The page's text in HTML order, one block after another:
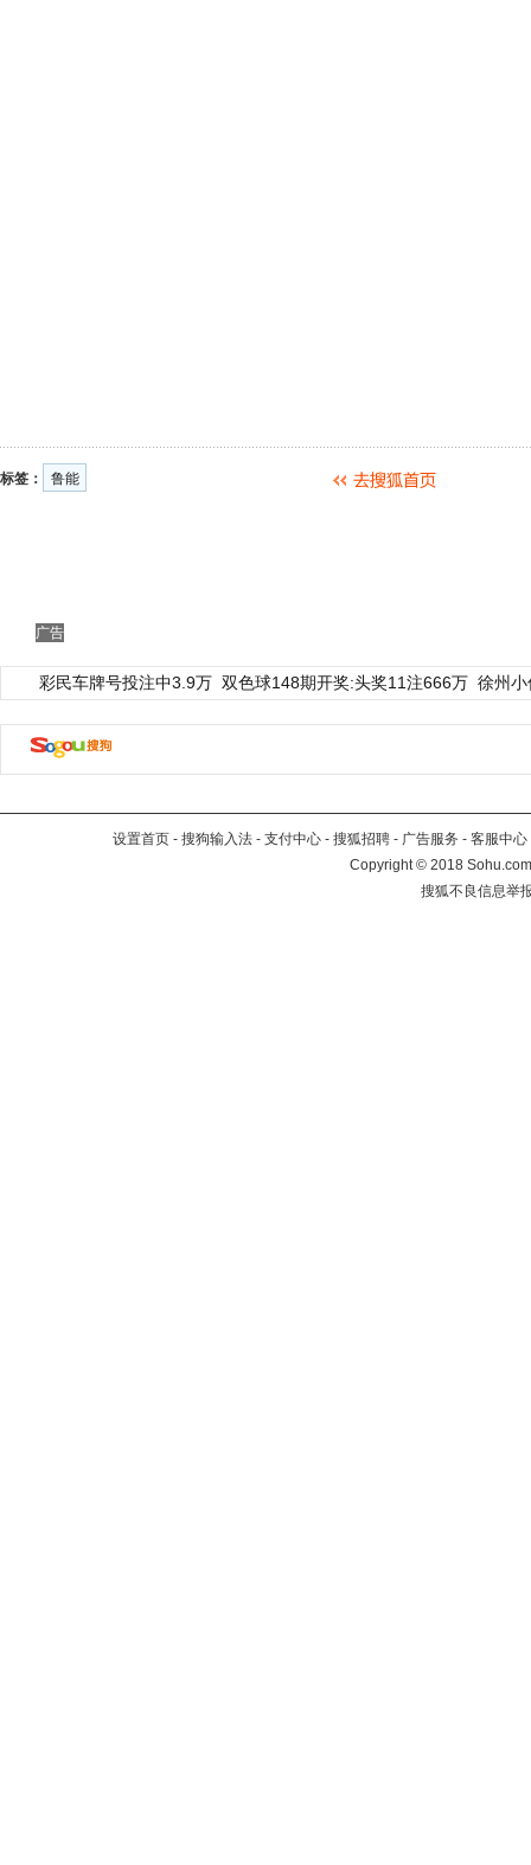
标签： 鲁能
广告
彩民车牌号投注中3.9万 双色球148期开奖:头奖11注666万 徐州
设置首页 - 搜狗输入法 - 支付中心 - 搜狐招聘 - 广告服务 - 客服中心
Copyright©2018
搜狐不良信息举